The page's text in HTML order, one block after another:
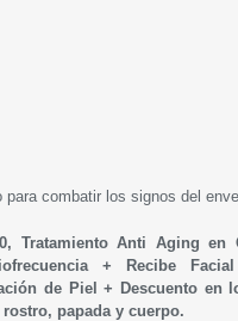
para combatir los signos del
Tratamiento Anti Aging en
+ Recibe
de Piel + Descuento en
rostro, papada y cuerpo.